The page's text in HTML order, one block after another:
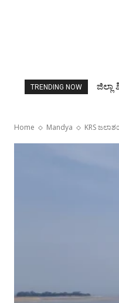
TRENDING NOW
Home Mandya KRS